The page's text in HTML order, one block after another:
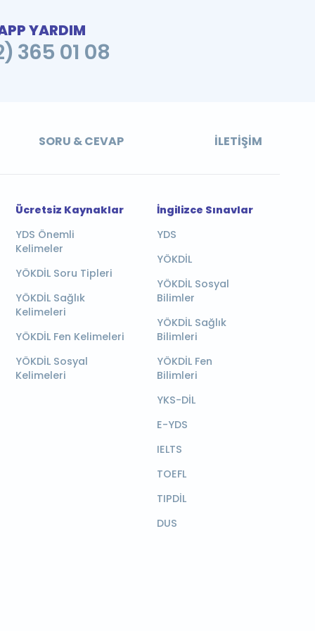
YARDIM
365 01 08
SORU & CEVAP İLETIŞIM
Ücretsiz Kaynaklar
YDS Önemli
Kelimeler
YÖKDİL Soru Tipleri
YÖKDİL Sağlık
Kelimeleri
YÖKDİL Fen Kelimeleri
YÖKDİL Sosyal
Kelimeleri
İngilizce Sınavlar
YDS
YÖKDİL
YÖKDİL Sosyal
Bilimler
YÖKDİL Sağlık
Bilimleri
YÖKDİL Fen
Bilimleri
YKS-DİL
E-YDS
IELTS
TOEFL
TIPDİL
DUS